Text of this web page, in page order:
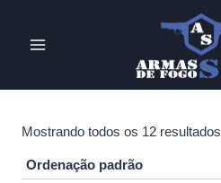
Mostrando todos os 12 resultados